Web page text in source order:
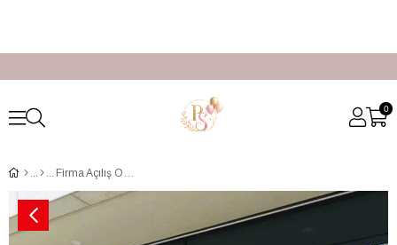
0
Firma Açılış Organizasyon Süsleme Paketi